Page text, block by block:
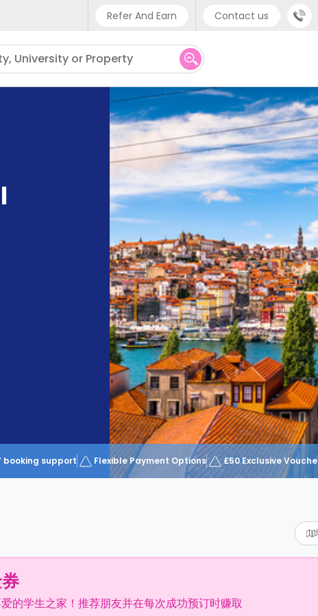
Refer And Earn Contact us
Phone support
UK - +44 (0) 20 3871 8666
IN - +91 (80) 3711 1326
US - +1 (646) 718 6172
University or Property
booking support Flexible Payment Options £50 Exclusive
的学生之家！推荐朋友并在每次成功预订时赚取